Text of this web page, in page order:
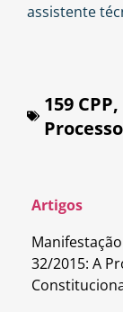
assistente
159 CPP,
Artigos
32/2015: A